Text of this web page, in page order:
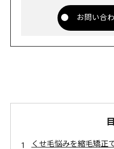
お問い合
くせ毛悩みを縮毛矯正